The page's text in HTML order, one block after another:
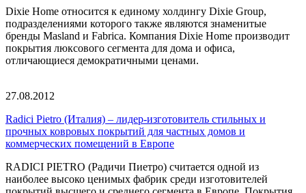
Dixie Home относится к единому холдингу Dixie Group,
подразделениями которого также являются знаменитые
бренды Masland и Fabrica. Компания Dixie Home производит
покрытия люксового сегмента для дома и офиса,
отличающиеся демократичными ценами.
27.08.2012
Radici Pietro (Италия) – лидер-изготовитель стильных и
прочных ковровых покрытий для частных домов и
коммерческих помещений в Европе
RADICI PIETRO (Радичи Пиетро) считается одной из
наиболее высоко ценимых фабрик среди изготовителей